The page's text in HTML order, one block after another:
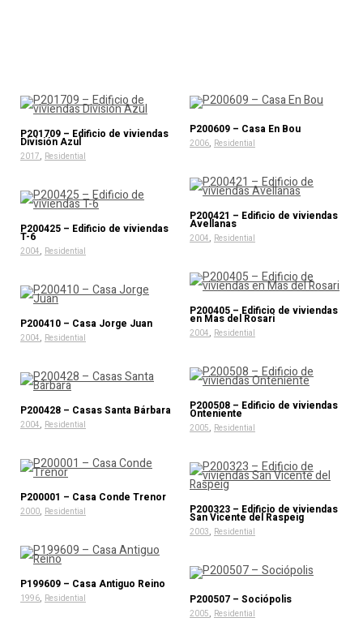
P201709 – Edificio de viviendas
División Azul
2017, Residential
P200609 – Casa En Bou
2006, Residential
P200421 – Edificio de viviendas
Avellanas
2004, Residential
P200425 – Edificio de viviendas
T-6
2004, Residential
P200405 – Edificio de viviendas
en Mas del Rosari
2004, Residential
P200410 – Casa Jorge Juan
2004, Residential
P200508 – Edificio de viviendas
Onteniente
2005, Residential
P200428 – Casas Santa Bárbara
2004, Residential
P200001 – Casa Conde Trenor
2000, Residential P200323 – Edificio de viviendas
San Vicente del Raspeig
2003, Residential
P199609 – Casa Antiguo Reino
1996, Residential P200507 – Sociópolis
2005, Residential